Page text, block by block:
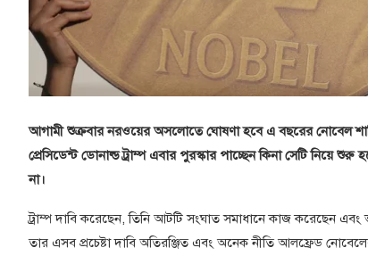
আগামী শুক্রবার নরওয়ের অসলোতে ঘোষণা হবে এ বছরের নোবেল
প্রেসিডেন্ট ডোনাল্ড ট্রাম্প এবার পুরস্কার পাচ্ছেন কিনা সেটি নিয়ে
না।
ট্রাম্প দাবি করেছেন, তিনি আটটি সংঘাত সমাধানে কাজ করেছেন এবং
তার এসব প্রচেষ্টা দাবি অতিরঞ্জিত এবং অনেক নীতি আলফ্রেড